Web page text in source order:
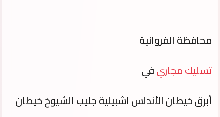
محافظة الفروانية
تسليك مجاريفي
أبرق خيطان الأندلس اشبيلية جليب الشيوخ خيطان